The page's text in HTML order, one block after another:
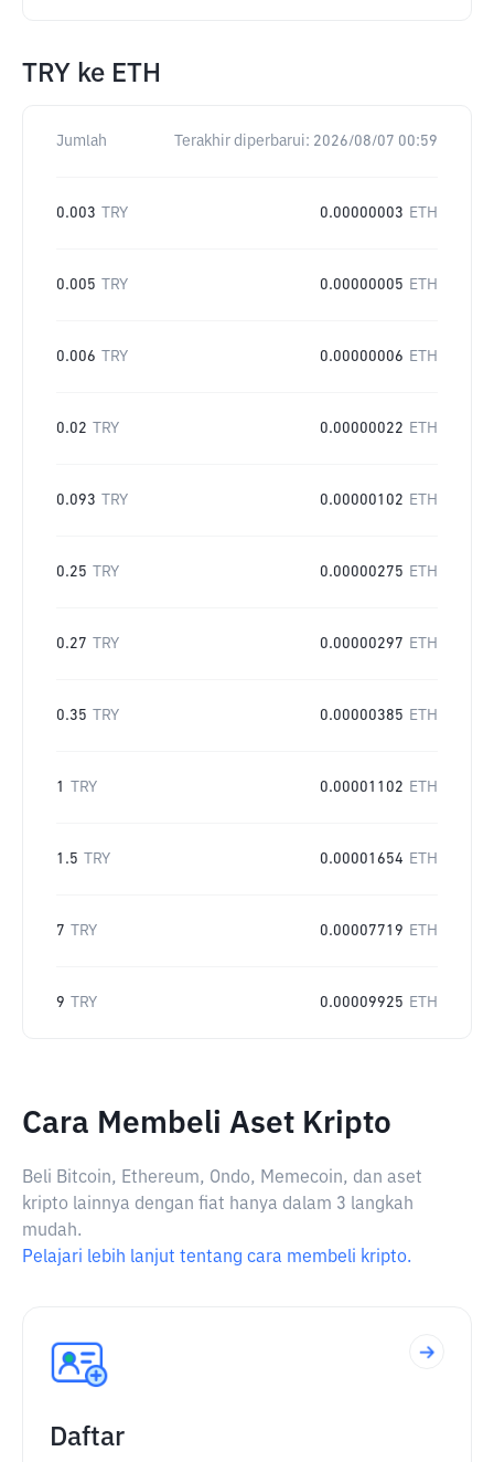
TRY ke ETH
Jumlah Terakhir diperbarui: 2026/08/07 00:59
0.003 TRY 0.00000003 ETH
0.005 TRY 0.00000005 ETH
0.006 TRY 0.00000006 ETH
0.02 TRY 0.00000022 ETH
0.093 TRY 0.00000102 ETH
0.25 TRY 0.00000275 ETH
0.27 TRY 0.00000297 ETH
0.35 TRY 0.00000385 ETH
1 TRY 0.00001102 ETH
1.5 TRY 0.00001654 ETH
7 TRY 0.00007719 ETH
9 TRY 0.00009925 ETH
Cara Membeli Aset Kripto
Beli Bitcoin, Ethereum, Ondo, Memecoin, dan aset
kripto lainnya dengan fiat hanya dalam 3 langkah
mudah.
Pelajari lebih lanjut tentang cara membeli kripto.
Daftar